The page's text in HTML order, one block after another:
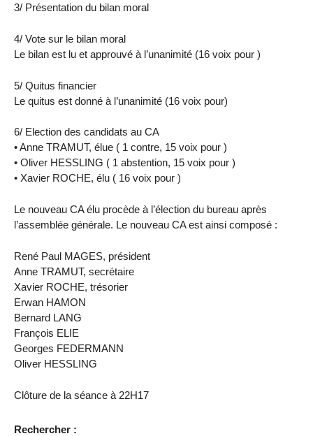
3/ Présentation du bilan moral
4/ Vote sur le bilan moral
Le bilan est lu et approuvé à l’unanimité (16 voix pour )
5/ Quitus financier
Le quitus est donné à l’unanimité (16 voix pour)
6/ Election des candidats au CA
• Anne TRAMUT, élue ( 1 contre, 15 voix pour )
• Oliver HESSLING ( 1 abstention, 15 voix pour )
• Xavier ROCHE, élu ( 16 voix pour )
Le nouveau CA élu procède à l’élection du bureau après
l’assemblée générale. Le nouveau CA est ainsi composé :
René Paul MAGES, président
Anne TRAMUT, secrétaire
Xavier ROCHE, trésorier
Erwan HAMON
Bernard LANG
François ELIE
Georges FEDERMANN
Oliver HESSLING
Clôture de la séance à 22H17
Rechercher :